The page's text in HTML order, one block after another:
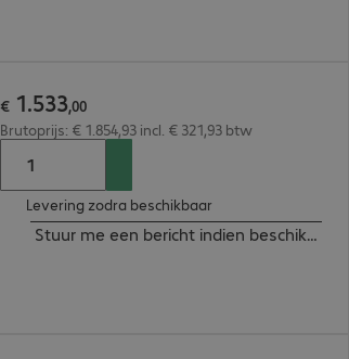
€ 1.533,00
Brutoprijs: € 1.854,93 incl. € 321,93 btw
Levering zodra beschikbaar
Stuur me een bericht indien beschikbaar